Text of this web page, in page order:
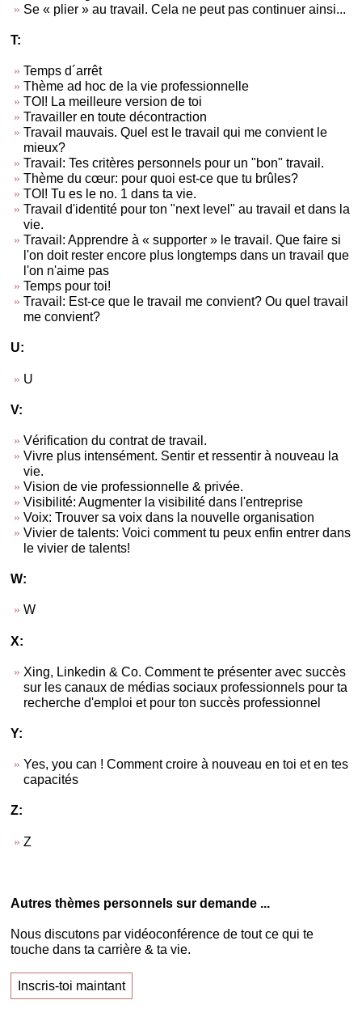
Se « plier » au travail. Cela ne peut pas continuer ainsi...
T:
Temps d´arrêt
Thème ad hoc de la vie professionnelle
TOI! La meilleure version de toi
Travailler en toute décontraction
Travail mauvais. Quel est le travail qui me convient le
mieux?
Travail: Tes critères personnels pour un "bon" travail.
Thème du cœur: pour quoi est-ce que tu brûles?
TOI! Tu es le no. 1 dans ta vie.
Travail d'identité pour ton "next level" au travail et dans la
vie.
Travail: Apprendre à « supporter » le travail. Que faire si
l'on doit rester encore plus longtemps dans un travail que
l'on n'aime pas
Temps pour toi!
Travail: Est-ce que le travail me convient? Ou quel travail
me convient?
U:
U
V:
Vérification du contrat de travail.
Vivre plus intensément. Sentir et ressentir à nouveau la
vie.
Vision de vie professionnelle & privée.
Visibilité: Augmenter la visibilité dans l'entreprise
Voix: Trouver sa voix dans la nouvelle organisation
Vivier de talents: Voici comment tu peux enfin entrer dans
le vivier de talents!
W:
W
X:
Xing, Linkedin & Co. Comment te présenter avec succès
sur les canaux de médias sociaux professionnels pour ta
recherche d'emploi et pour ton succès professionnel
Y:
Yes, you can ! Comment croire à nouveau en toi et en tes
capacités
Z:
Z
Autres thèmes personnels sur demande ...
Nous discutons par vidéoconférence de tout ce qui te
touche dans ta carrière & ta vie.
Inscris-toi maintant